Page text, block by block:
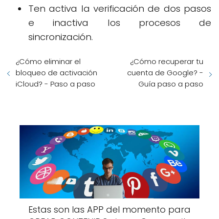
Ten activa la verificación de dos pasos
e inactiva los procesos de
sincronización.
¿Cómo eliminar el
bloqueo de activación
iCloud? - Paso a paso
¿Cómo recuperar tu
cuenta de Google? -
Guía paso a paso
Estas son las APP del momento para